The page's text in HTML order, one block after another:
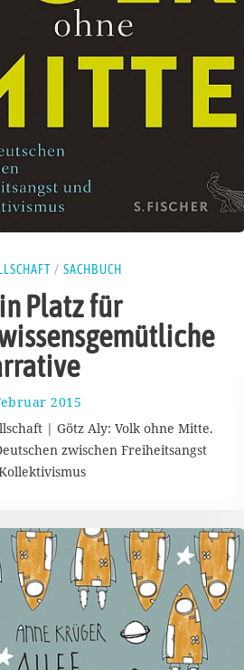
/ SACHBUCH
Platz für
2015
.
M
ä
2
0
1
5
| Götz Aly: Volk ohne Mitte.
zwischen Freiheitsangst